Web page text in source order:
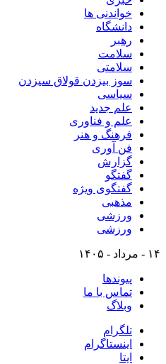
خواندنی ها
دانشگاه
رهبر
سلامت
سلامتی
سوز بیزدن قولاق سیزدن
سیاسی
علم جدید
علم و فناوری
فرهنگ و هنر
فن آوری
گزارش
گفتگو
گفتگوی ویژه
مذهبی
ورزشی
ورزشی
۱۴ - مرداد - ۱۴۰۵
پیوندها
تماس با ما
وبلاگ
تلگرام
اینستاگرام
ایتا